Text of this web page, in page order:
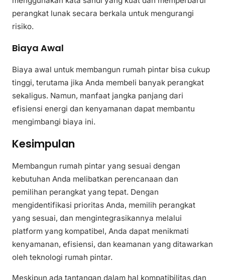
perangkat lunak secara berkala untuk mengurangi
risiko.
Biaya Awal
Biaya awal untuk membangun rumah pintar bisa cukup
tinggi, terutama jika Anda membeli banyak perangkat
sekaligus. Namun, manfaat jangka panjang dari
efisiensi energi dan kenyamanan dapat membantu
mengimbangi biaya ini.
Kesimpulan
Membangun rumah pintar yang sesuai dengan
kebutuhan Anda melibatkan perencanaan dan
pemilihan perangkat yang tepat. Dengan
mengidentifikasi prioritas Anda, memilih perangkat
yang sesuai, dan mengintegrasikannya melalui
platform yang kompatibel, Anda dapat menikmati
kenyamanan, efisiensi, dan keamanan yang ditawarkan
oleh teknologi rumah pintar.
Meskipun ada tantangan dalam hal kompatibilitas dan